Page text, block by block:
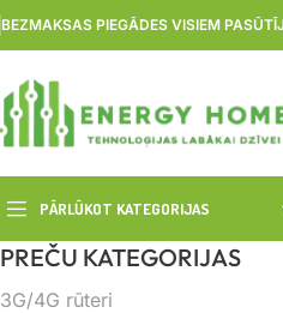
BEZMAKSAS PIEGĀDES VISIEM
PĀRLŪKOT KATEGORIJAS
PREČU KATEGORIJAS
3G/4G rūteri